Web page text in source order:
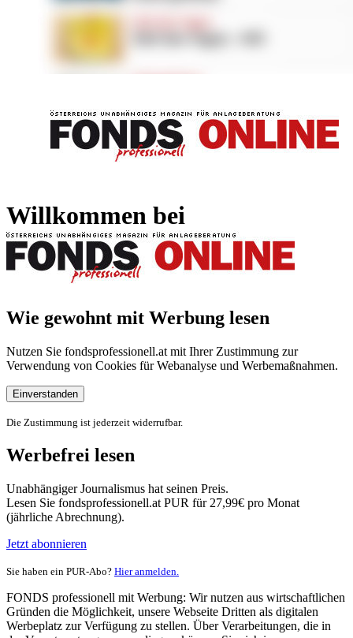
Willkommen bei
Wie gewohnt mit Werbung lesen
Nutzen Sie fondsprofessionell.at mit Ihrer Zustimmung zur
Verwendung von Cookies für Webanalyse und Werbemaßnahmen.
Einverstanden
Die Zustimmung ist jederzeit widerrufbar.
Werbefrei lesen
Unabhängiger Journalismus hat seinen Preis.
Lesen Sie fondsprofessionell.at PUR für 27,99€ pro Monat
(jährliche Abrechnung).
Jetzt abonnieren
Sie haben ein PUR-Abo? Hier anmelden.
FONDS professionell mit Werbung: Wir nutzen aus wirtschaftlichen
Gründen die Möglichkeit, unsere Webseite Dritten als digitalen
Werbeplatz zur Verfügung zu stellen. Über Verarbeitungen, die in